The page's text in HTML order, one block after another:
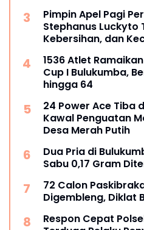
Organisasi
1536 Atlet
Cup I Bulukumba,
24 Power Ace Tiba
Kawal Penguatan
Dua Pria di
Sabu 0,17 Gram
72 Calon
Digembleng, Diklat
Respon Cepat
Terduga Pelaku